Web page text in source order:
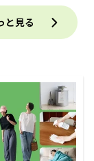
と見る